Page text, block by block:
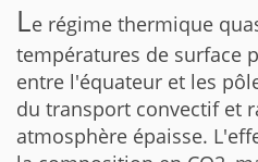
Le régime thermique
températures de surface
entre l'équateur et les
du transport convectif et
atmosphère épaisse.